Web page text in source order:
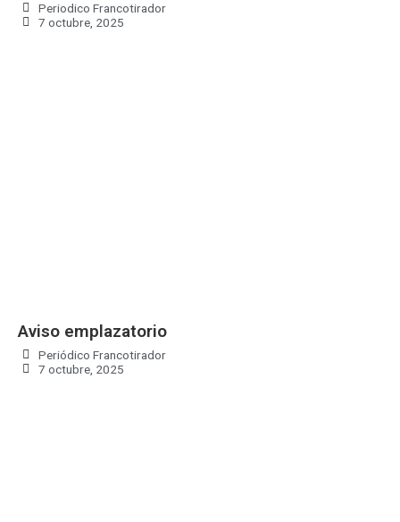
Periodico Francotirador
7 octubre, 2025
Aviso emplazatorio
Periódico Francotirador
7 octubre, 2025